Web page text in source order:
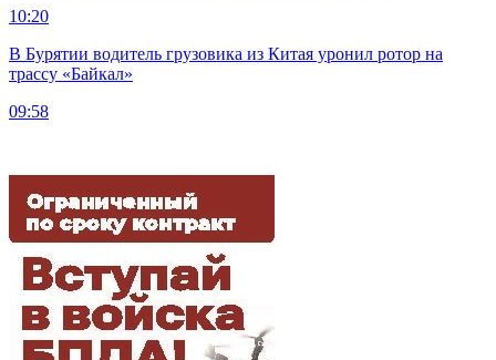
10:20
В Бурятии водитель грузовика из Китая уронил ротор на
трассу «Байкал»
09:58